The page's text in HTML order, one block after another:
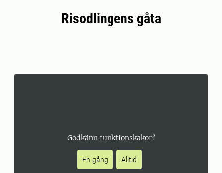
Risodlingens gåta
Godkänn funktionskakor?
En gång Alltid